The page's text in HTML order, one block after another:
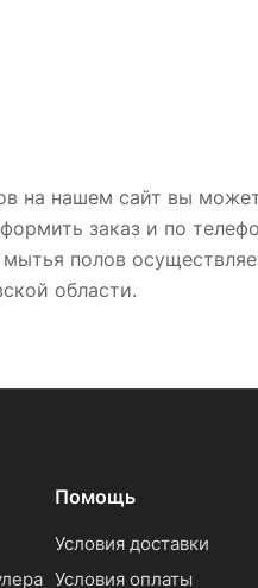
на нашем сайт вы
заказ и по
полов
области.
Помощь
Условия доставки
Условия оплаты